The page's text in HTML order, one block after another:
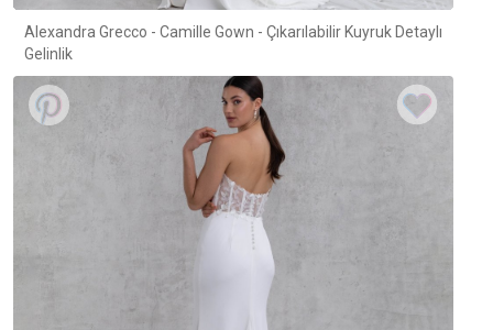
Alexandra Grecco - Camille Gown - Çıkarılabilir Kuyruk Detaylı
Gelinlik